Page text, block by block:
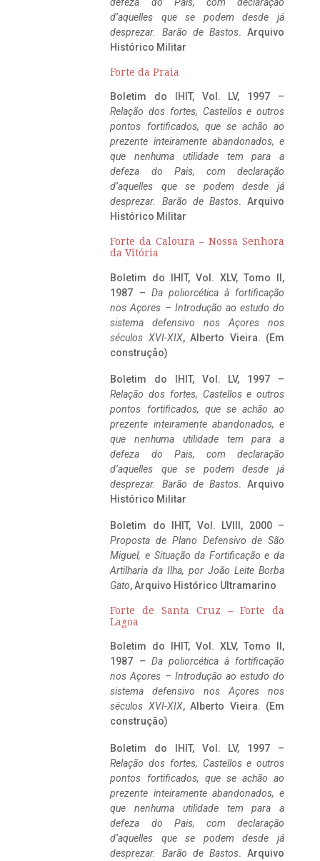
d’aquelles que se podem desde já
desprezar. Barão de Bastos. Arquivo
Histórico Militar
Forte da Praia
Boletim do IHIT, Vol. LV, 1997 –
Relação dos fortes, Castellos e outros
pontos fortificados, que se achão ao
prezente inteiramente abandonados, e
que nenhuma utilidade tem para a
defeza do Pais, com declaração
d’aquelles que se podem desde já
desprezar. Barão de Bastos. Arquivo
Histórico Militar
Forte da Caloura – Nossa Senhora
da Vitória
Boletim do IHIT, Vol. XLV, Tomo II,
1987 – Da poliorcética à fortificação
nos Açores – Introdução ao estudo do
sistema defensivo nos Açores nos
séculos XVI-XIX, Alberto Vieira. (Em
construção)
Boletim do IHIT, Vol. LV, 1997 –
Relação dos fortes, Castellos e outros
pontos fortificados, que se achão ao
prezente inteiramente abandonados, e
que nenhuma utilidade tem para a
defeza do Pais, com declaração
d’aquelles que se podem desde já
desprezar. Barão de Bastos. Arquivo
Histórico Militar
Boletim do IHIT, Vol. LVIII, 2000 –
Proposta de Plano Defensivo de São
Miguel, e Situação da Fortificação e da
Artilharia da Ilha, por João Leite Borba
Gato, Arquivo Histórico Ultramarino
Forte de Santa Cruz – Forte da
Lagoa
Boletim do IHIT, Vol. XLV, Tomo II,
1987 – Da poliorcética à fortificação
nos Açores – Introdução ao estudo do
sistema defensivo nos Açores nos
séculos XVI-XIX, Alberto Vieira. (Em
construção)
Boletim do IHIT, Vol. LV, 1997 –
Relação dos fortes, Castellos e outros
pontos fortificados, que se achão ao
prezente inteiramente abandonados, e
que nenhuma utilidade tem para a
defeza do Pais, com declaração
d’aquelles que se podem desde já
desprezar. Barão de Bastos. Arquivo